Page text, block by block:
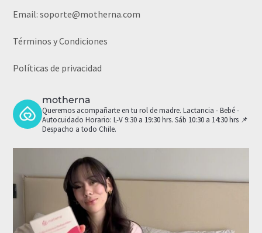
Email:soporte@motherna.com
Términos y Condiciones
Políticas de privacidad
motherna
Queremos acompañarte en tu rol de madre. Lactancia - Bebé -
Autocuidado Horario: L-V 9:30 a 19:30 hrs. Sáb 10:30 a 14:30 hrs 📌
Despacho a todo Chile.